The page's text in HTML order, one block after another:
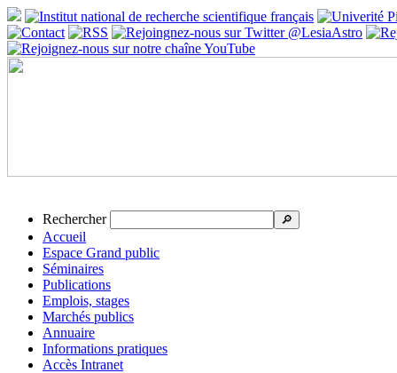
Rechercher 🔎
Accueil
Espace Grand public
Séminaires
Publications
Emplois, stages
Marchés publics
Annuaire
Informations pratiques
Accès Intranet